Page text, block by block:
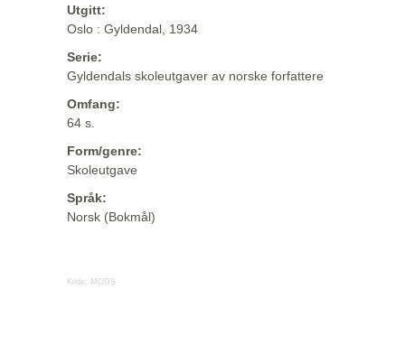
Utgitt:
Oslo : Gyldendal, 1934
Serie:
Gyldendals skoleutgaver av norske forfattere
Omfang:
64 s.
Form/genre:
Skoleutgave
Språk:
Norsk (Bokmål)
Kilde: MODS